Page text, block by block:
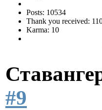
Posts: 10534
Thank you received:
Karma: 10
#9